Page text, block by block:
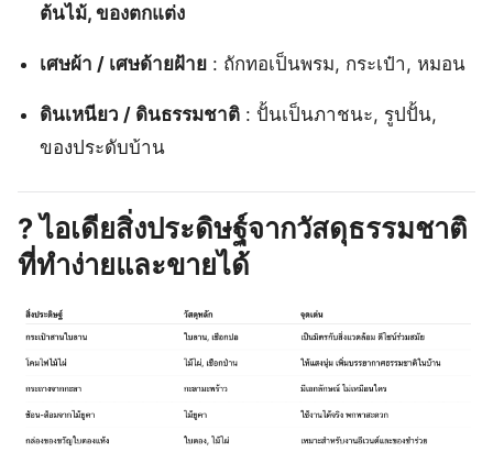
ต้นไม้, ของตกแต่ง
เศษผ้า / เศษด้ายฝ้าย : ถักทอเป็นพรม, กระเป๋า, หมอน
ดินเหนียว / ดินธรรมชาติ : ปั้นเป็นภาชนะ, รูปปั้น,
ของประดับบ้าน
?ไอเดียสิ่งประดิษฐ์จากวัสดุธรรมชาติ
ที่ทำง่ายและขายได้